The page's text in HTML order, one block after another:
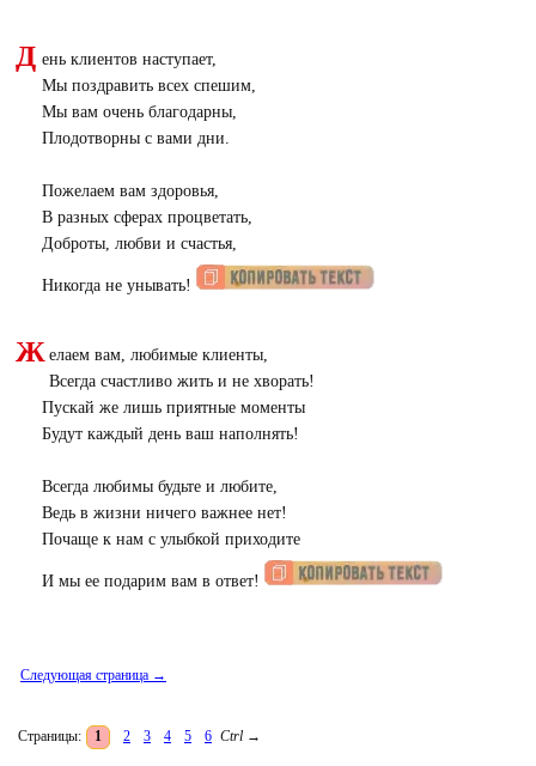
Д ень клиентов наступает,
Мы поздравить всех спешим,
Мы вам очень благодарны,
Плодотворны с вами дни.
Пожелаем вам здоровья,
В разных сферах процветать,
Доброты, любви и счастья,
Никогда не унывать!
Ж елаем вам, любимые клиенты,
Всегда счастливо жить и не хворать!
Пускай же лишь приятные моменты
Будут каждый день ваш наполнять!
Всегда любимы будьте и любите,
Ведь в жизни ничего важнее нет!
Почаще к нам с улыбкой приходите
И мы ее подарим вам в ответ!
Следующая страница →
Страницы: 1 2 3 4 5 6 Ctrl →